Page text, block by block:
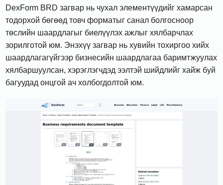
DexForm BRD загвар нь чухал элементүүдийг хамарсан
тодорхой бөгөөд товч форматыг санал болгосноор
төслийн шаардлагыг биелүүлэх ажлыг хялбарчлах
зорилготой юм. Энэхүү загвар нь хувийн тохиргоо хийх
шаардлагагүйгээр бизнесийн шаардлагаа баримтжуулах
хялбаршуулсан, хэрэглэгчдэд ээлтэй шийдлийг хайж буй
багуудад онцгой ач холбогдолтой юм.